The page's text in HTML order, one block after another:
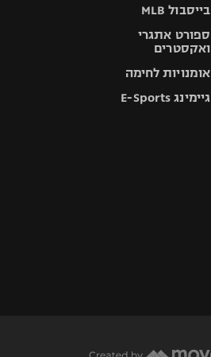
בייסבול MLB
ספורט אתגרי
ואקסטרים
אומנויות לחימה
גיימינג E-Sports